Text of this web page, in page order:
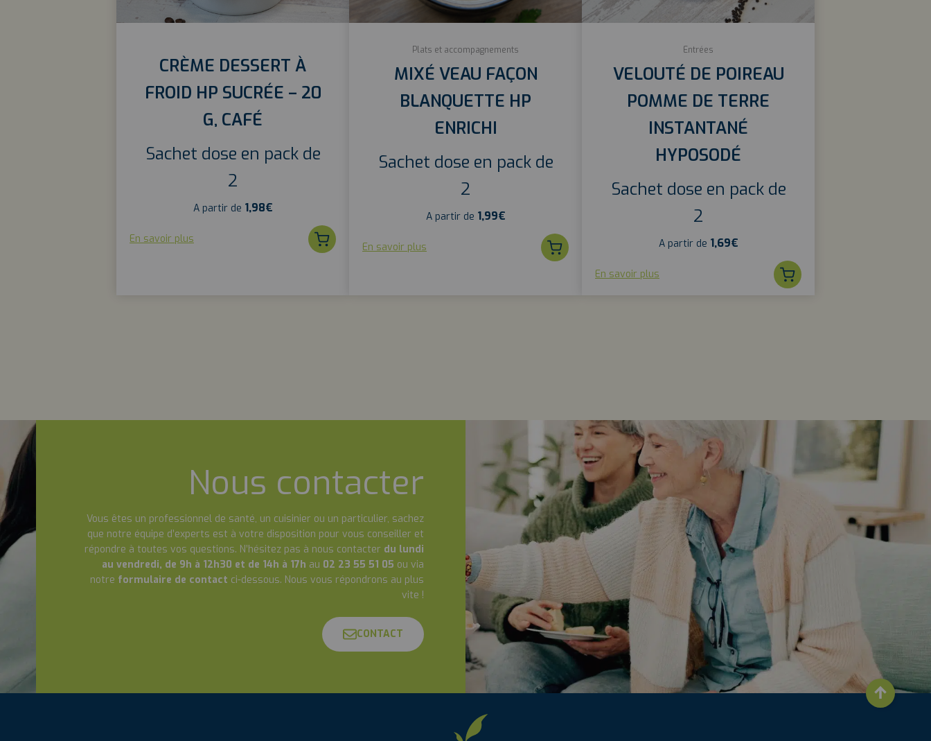
CRÈME DESSERT À
FROID HP SUCRÉE – 20
G, CAFÉ
Sachet dose en pack de
2
A partir de 1,98€
En savoir plus
Plats et accompagnements
MIXÉ VEAU FAÇON
BLANQUETTE HP
ENRICHI
Sachet dose en pack de
2
A partir de 1,99€
En savoir plus
Entrées
VELOUTÉ DE POIREAU
POMME DE TERRE
INSTANTANÉ
HYPOSODÉ
Sachet dose en pack de
2
A partir de 1,69€
En savoir plus
Nous contacter
Vous êtes un professionnel de santé, un cuisinier ou un particulier, sachez
que notre équipe d’experts est à votre disposition pour vous conseiller et
répondre à toutes vos questions. N’hésitez pas à nous contacter du lundi
au vendredi, de 9h à 12h30 et de 14h à 17h au 02 23 55 51 05 ou via
notre formulaire de contact ci-dessous. Nous vous répondrons au plus
vite !
CONTACT